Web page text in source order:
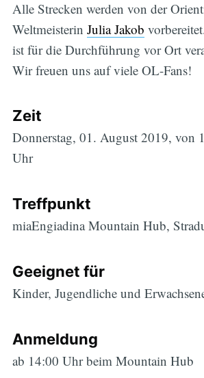
Alle Strecken werden von der
Weltmeisterin Julia Jakob
ist für die Durchführung vor Ort
Wir freuen uns auf viele OL-Fans!
Zeit
Donnerstag, 01. August 2019, von
Uhr
Treffpunkt
miaEngiadina Mountain Hub,
Geeignet für
Kinder, Jugendliche und
Anmeldung
ab 14:00 Uhr beim Mountain Hub